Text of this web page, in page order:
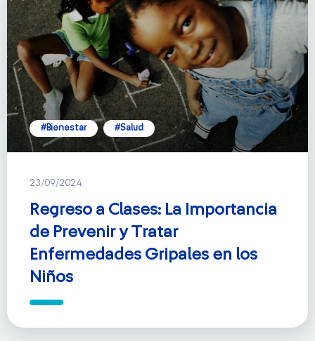
#Bienestar #Salud
23/09/2024
Regreso a Clases: La Importancia
de Prevenir y Tratar
Enfermedades Gripales en los
Niños